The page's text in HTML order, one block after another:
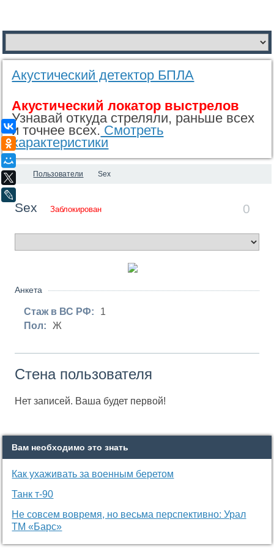
ВКонтакте
Одноклассники
Мой Мир
Акустический детектор БПЛА
Акустический локатор выстрелов
Узнавай откуда стреляли, раньше всех
и точнее всех. Смотреть
характеристики
Пользователи Sex
0
Sex Заблокирован
Анкета
Стаж в ВС РФ:
1
Пол:
Ж
Стена пользователя
Нет записей. Ваша будет первой!
Вам необходимо это знать
Как ухаживать за военным беретом
Танк т-90
Не совсем вовремя, но весьма перспективно: Урал
ТМ «Барс»